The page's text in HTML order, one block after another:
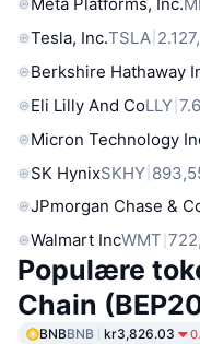
Tesla, Inc.TSLA
Berkshire Hathaway
Eli Lilly And CoLLY
Micron Technology
SK HynixSKHY
JPmorgan Chase &
Walmart IncWMT
Populære
Chain
BNBBNB kr3,826.03